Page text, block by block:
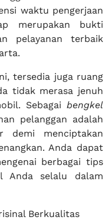
waktu pengerjaan
merupakan bukti
pelayanan terbaik
tersedia juga ruang
tidak merasa jenuh
Sebagai bengkel
pelanggan adalah
menciptakan
Anda dapat
berbagai tips
Anda selalu dalam
Berkualitas